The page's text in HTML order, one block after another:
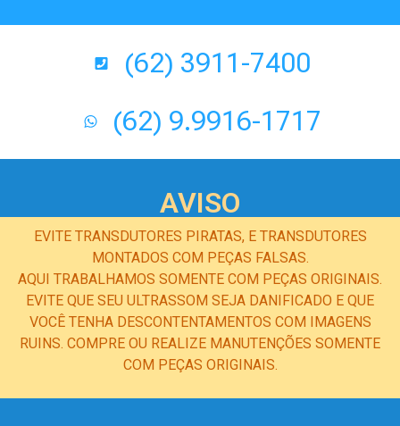
(62) 3911-7400
(62) 9.9916-1717
AVISO
EVITE TRANSDUTORES PIRATAS, E TRANSDUTORES
MONTADOS COM PEÇAS FALSAS.
AQUI TRABALHAMOS SOMENTE COM PEÇAS ORIGINAIS.
EVITE QUE SEU ULTRASSOM SEJA DANIFICADO E QUE
VOCÊ TENHA DESCONTENTAMENTOS COM IMAGENS
RUINS. COMPRE OU REALIZE MANUTENÇÕES SOMENTE
COM PEÇAS ORIGINAIS.